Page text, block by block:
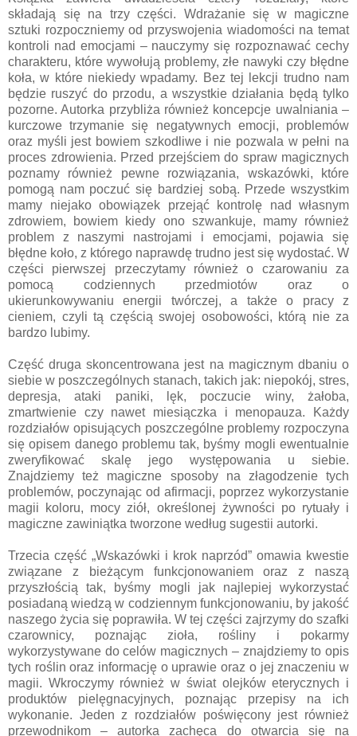
składają się na trzy części. Wdrażanie się w magiczne
sztuki rozpoczniemy od przyswojenia wiadomości na temat
kontroli nad emocjami – nauczymy się rozpoznawać cechy
charakteru, które wywołują problemy, złe nawyki czy błędne
koła, w które niekiedy wpadamy. Bez tej lekcji trudno nam
będzie ruszyć do przodu, a wszystkie działania będą tylko
pozorne. Autorka przybliża również koncepcje uwalniania –
kurczowe trzymanie się negatywnych emocji, problemów
oraz myśli jest bowiem szkodliwe i nie pozwala w pełni na
proces zdrowienia. Przed przejściem do spraw magicznych
poznamy również pewne rozwiązania, wskazówki, które
pomogą nam poczuć się bardziej sobą. Przede wszystkim
mamy niejako obowiązek przejąć kontrolę nad własnym
zdrowiem, bowiem kiedy ono szwankuje, mamy również
problem z naszymi nastrojami i emocjami, pojawia się
błędne koło, z którego naprawdę trudno jest się wydostać. W
części pierwszej przeczytamy również o czarowaniu za
pomocą codziennych przedmiotów oraz o
ukierunkowywaniu energii twórczej, a także o pracy z
cieniem, czyli tą częścią swojej osobowości, którą nie za
bardzo lubimy.
Część druga skoncentrowana jest na magicznym dbaniu o
siebie w poszczególnych stanach, takich jak: niepokój, stres,
depresja, ataki paniki, lęk, poczucie winy, żałoba,
zmartwienie czy nawet miesiączka i menopauza. Każdy
rozdziałów opisujących poszczególne problemy rozpoczyna
się opisem danego problemu tak, byśmy mogli ewentualnie
zweryfikować skalę jego występowania u siebie.
Znajdziemy też magiczne sposoby na złagodzenie tych
problemów, poczynając od afirmacji, poprzez wykorzystanie
magii koloru, mocy ziół, określonej żywności po rytuały i
magiczne zawiniątka tworzone według sugestii autorki.
Trzecia część „Wskazówki i krok naprzód” omawia kwestie
związane z bieżącym funkcjonowaniem oraz z naszą
przyszłością tak, byśmy mogli jak najlepiej wykorzystać
posiadaną wiedzą w codziennym funkcjonowaniu, by jakość
naszego życia się poprawiła. W tej części zajrzymy do szafki
czarownicy, poznając zioła, rośliny i pokarmy
wykorzystywane do celów magicznych – znajdziemy to opis
tych roślin oraz informację o uprawie oraz o jej znaczeniu w
magii. Wkroczymy również w świat olejków eterycznych i
produktów pielęgnacyjnych, poznając przepisy na ich
wykonanie. Jeden z rozdziałów poświęcony jest również
przewodnikom – autorka zachęca do otwarcia się na